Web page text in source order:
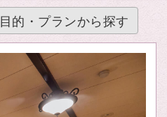
目的・プランから探す